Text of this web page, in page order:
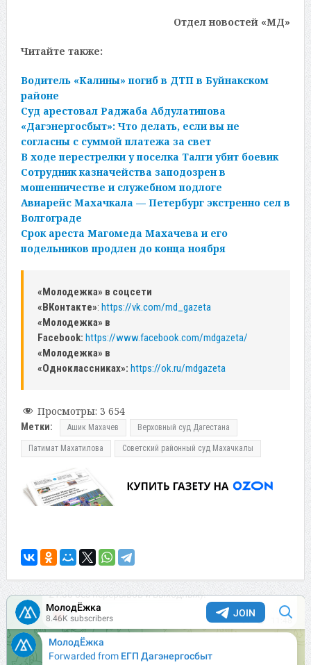
Отдел новостей «МД»
Читайте также:
Водитель «Калины» погиб в ДТП в Буйнакском
районе
Суд арестовал Раджаба Абдулатипова
«Дагэнергосбыт»: Что делать, если вы не
согласны с суммой платежа за свет
В ходе перестрелки у поселка Талги убит боевик
Сотрудник казначейства заподозрен в
мошенничестве и служебном подлоге
Авиарейс Махачкала — Петербург экстренно сел в
Волгограде
Срок ареста Магомеда Махачева и его
подельников продлен до конца ноября
«Молодежка» в соцсети
«ВКонтакте»: https://vk.com/md_gazeta
«Молодежка» в
Facebook: https://www.facebook.com/mdgazeta/
«Молодежка» в
«Одноклассниках»: https://ok.ru/mdgazeta
Просмотры: 3 654
Метки: Ашик Махачев Верховный суд Дагестана
Патимат Махатилова Советский районный суд Махачкалы